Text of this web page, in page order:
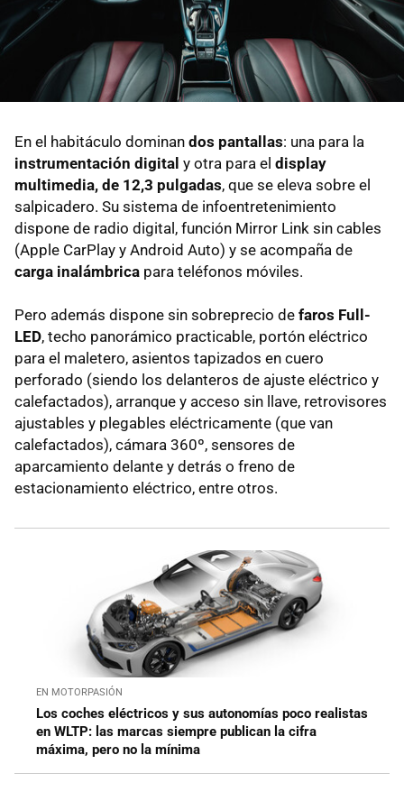
En el habitáculo dominan dos pantallas: una para la
instrumentación digital y otra para el display
multimedia, de 12,3 pulgadas, que se eleva sobre el
salpicadero. Su sistema de infoentretenimiento
dispone de radio digital, función Mirror Link sin cables
(Apple CarPlay y Android Auto) y se acompaña de
carga inalámbrica para teléfonos móviles.
Pero además dispone sin sobreprecio de faros Full-
LED, techo panorámico practicable, portón eléctrico
para el maletero, asientos tapizados en cuero
perforado (siendo los delanteros de ajuste eléctrico y
calefactados), arranque y acceso sin llave, retrovisores
ajustables y plegables eléctricamente (que van
calefactados), cámara 360º, sensores de
aparcamiento delante y detrás o freno de
estacionamiento eléctrico, entre otros.
EN MOTORPASIÓN
Los coches eléctricos y sus autonomías poco realistas
en WLTP: las marcas siempre publican la cifra
máxima, pero no la mínima